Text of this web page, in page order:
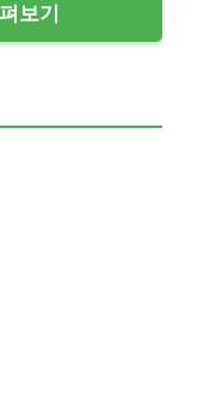
보기